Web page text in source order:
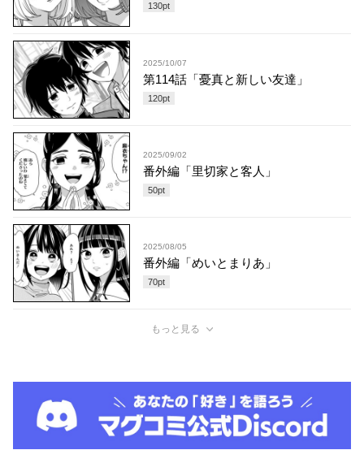
130pt
2025/10/07
第114話「憂真と新しい友達」
120pt
2025/09/02
番外編「里切家と客人」
50pt
2025/08/05
番外編「めいとまりあ」
70pt
もっと見る